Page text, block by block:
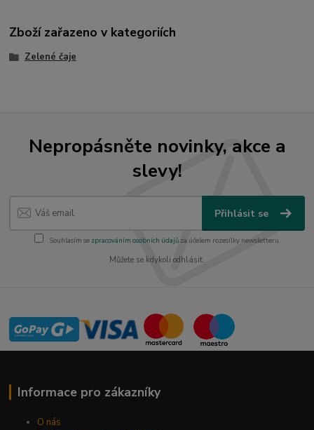
Zboží zařazeno v kategoriích
Zelené čaje
Nepropásněte novinky, akce a
slevy!
Přihlásit se
Souhlasím se zpracováním osobních údajůza účelem rozesílky newsletteru.
Můžete se kdykoli odhlásit.
Informace pro zákazníky
O nás